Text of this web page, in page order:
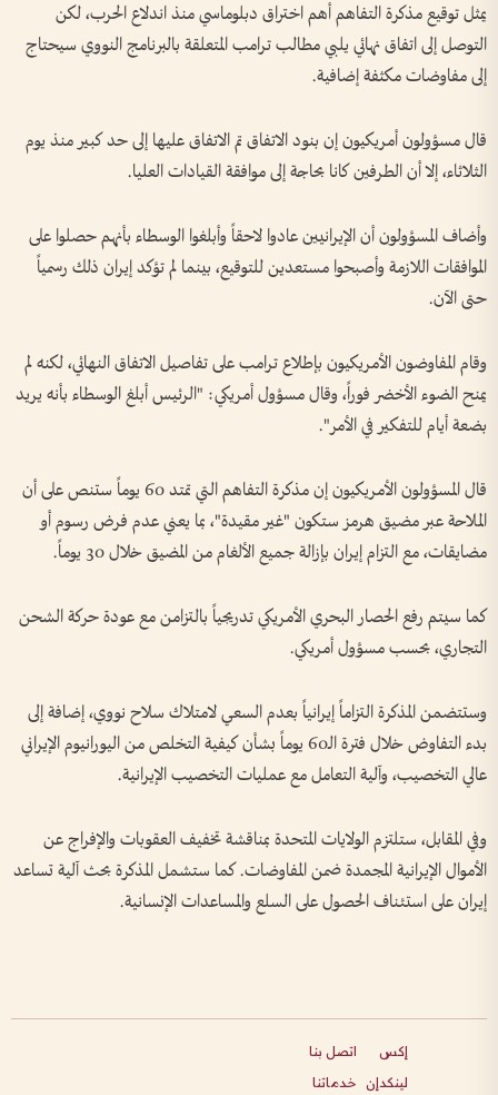
يمثل توقيع مذكرة التفاهم أهم اختراق دبلوماسي منذ اندلاع الحرب، لكن
التوصل إلى اتفاق نهائي يلبي مطالب ترامب المتعلقة بالبرنامج النووي سيحتاج
إلى مفاوضات مكثفة إضافية.
قال مسؤولون أمريكيون إن بنود الاتفاق تم الاتفاق عليها إلى حد كبير منذ يوم
الثلاثاء، إلا أن الطرفين كانا بحاجة إلى موافقة القيادات العليا.
وأضاف المسؤولون أن الإيرانيين عادوا لاحقاً وأبلغوا الوسطاء بأنهم حصلوا على
الموافقات اللازمة وأصبحوا مستعدين للتوقيع، بينما لم تؤكد إيران ذلك رسمياً
حتى الآن.
وقام المفاوضون الأمريكيون بإطلاع ترامب على تفاصيل الاتفاق النهائي، لكنه لم
يمنح الضوء الأخضر فوراً، وقال مسؤول أمريكي: "الرئيس أبلغ الوسطاء بأنه يريد
بضعة أيام للتفكير في الأمر".
قال المسؤولون الأمريكيون إن مذكرة التفاهم التي تمتد 60 يوماً ستنص على أن
الملاحة عبر مضيق هرمز ستكون "غير مقيدة"، بما يعني عدم فرض رسوم أو
مضايقات، مع التزام إيران بإزالة جميع الألغام من المضيق خلال 30 يوماً.
كما سيتم رفع الحصار البحري الأمريكي تدريجياً بالتزامن مع عودة حركة الشحن
التجاري، بحسب مسؤول أمريكي.
وستتضمن المذكرة التزاماً إيرانياً بعدم السعي لامتلاك سلاح نووي، إضافة إلى
بدء التفاوض خلال فترة الـ60 يوماً بشأن كيفية التخلص من اليورانيوم الإيراني
عالي التخصيب، وآلية التعامل مع عمليات التخصيب الإيرانية.
وفي المقابل، ستلتزم الولايات المتحدة بمناقشة تخفيف العقوبات والإفراج عن
الأموال الإيرانية المجمدة ضمن المفاوضات. كما ستشمل المذكرة بحث آلية تساعد
إيران على استئناف الحصول على السلع والمساعدات الإنسانية.
إكس
لينكدإن
اتصل بنا
خدماتنا